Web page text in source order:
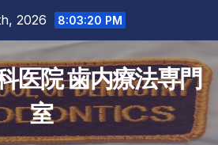
2026 8:03:21 PM
医院 歯内療法専門
室